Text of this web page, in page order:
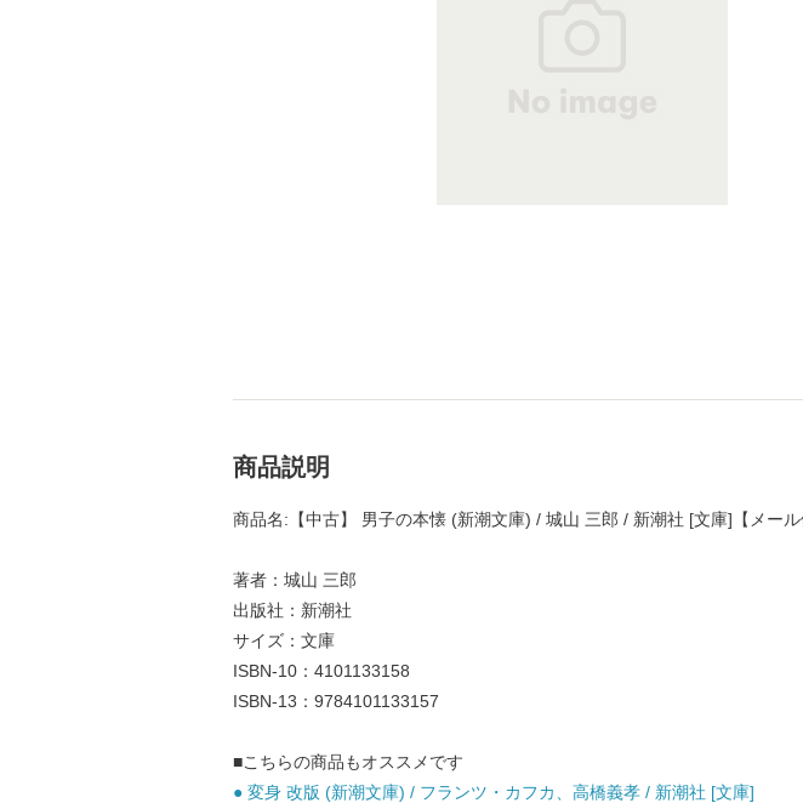
商品説明
商品名:【中古】 男子の本懐 (新潮文庫) / 城山 三郎 / 新潮社 [文庫]【メール
著者：城山 三郎
出版社：新潮社
サイズ：文庫
ISBN-10：4101133158
ISBN-13：9784101133157
■こちらの商品もオススメです
● 変身 改版 (新潮文庫) / フランツ・カフカ、高橋義孝 / 新潮社 [文庫]